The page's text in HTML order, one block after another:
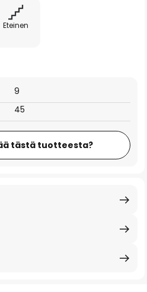
Eteinen
9
45
tästä tuotteesta?